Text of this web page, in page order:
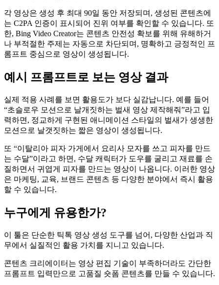
각 영상은 생성 후 최대 90일 동안 저장되며, 생성된 콘텐츠에
는 C2PA 인증이 표시되어 진위 여부를 확인할 수 있습니다. 또
한, Bing Video Creator는 콘텐츠 안전성 확보를 위해 유해하거
나 부적절한 주제는 자동으로 차단되며, 명확하고 긍정적인 프
롬프트 중심으로 영상이 생성됩니다.
예시 프롬프트로 보는 영상 결과
실제 적용 사례를 보면 활용도가 보다 실감납니다. 예를 들어
“초슬로우 모션으로 날개짓하는 벌새 영상 제작해줘”라고 입
력하면, 정교하게 구현된 애니메이션 스타일의 벌새가 생생한
모션으로 날갯짓하는 짧은 영상이 생성됩니다.
또 “이탈리아 피자 가게에서 요리사 모자를 쓰고 피자를 만드
는 수달”이라고 하면, 수달 캐릭터가 도우를 굴리고 재료를 손
질하면서 귀엽게 피자를 만드는 영상이 나옵니다. 이러한 영상
은 마케팅, 교육, 브랜드 콘텐츠 등 다양한 분야에서 즉시 활용
할 수 있습니다.
누구에게 유용한가?
이 툴은 단순한 틱톡 영상 생성 도구를 넘어, 다양한 산업과 직
무에서 실질적인 활용 가치를 지니고 있습니다.
콘텐츠 크리에이터는 영상 편집 기술이 부족하더라도 간단한
프롬프트 입력만으로 고품질 숏폼 콘텐츠를 만들 수 있습니다.